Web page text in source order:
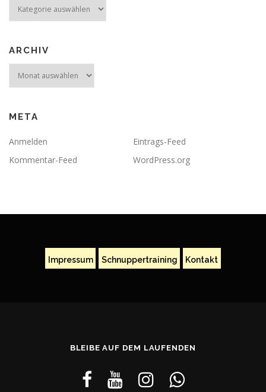
ARCHIV
META
Anmelden
Eintrags-Feed
Kommentar-Feed
WordPress.org
Impressum Schnuppertraining Kontakt
BLEIBE AUF DEM LAUFENDEN